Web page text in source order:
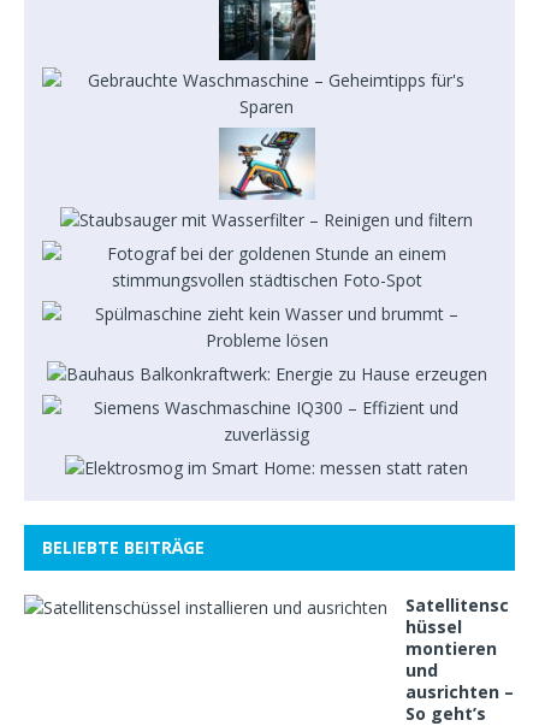
BELIEBTE BEITRÄGE
Satellitensc
hüssel
montieren
und
ausrichten –
So geht’s